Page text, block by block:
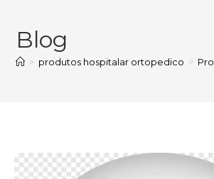
Blog
> produtos hospitalar ortopedico >